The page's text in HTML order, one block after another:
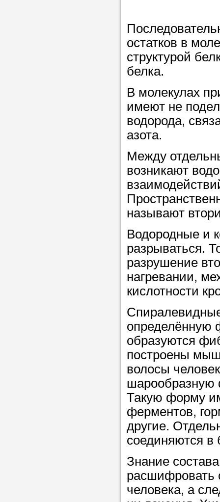
Мы
в
советам,
репетитора
Совет 3.
студент-
хорошо
задачей. Он
цена ниже, и
найдет
учеником.
остатков в
структурой
белка.
В молекулах
имеют не
водорода,
азота.
Между
возникают
называют
Водородные и
разрываться.
разрушение
нагревании,
кислотности
определённую
образуются
построены
волосы
шарообразную
Такую форму
ферментов,
другие.
соединяются в
Знание
расшифровать
человека, а